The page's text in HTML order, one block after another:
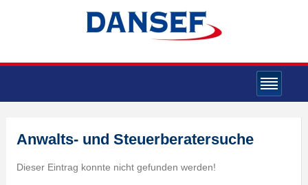
Anwalts- und Steuerberatersuche
Dieser Eintrag konnte nicht gefunden werden!